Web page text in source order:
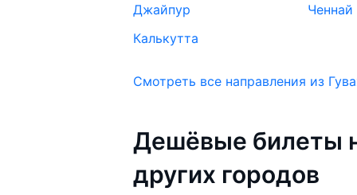
Джайпур
Ченнай
Калькутта
Смотреть все направления из
Дешёвые билеты
других городов